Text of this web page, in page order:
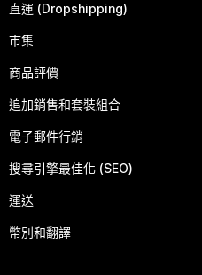
直運 (Dropshipping)
市集
商品評價
追加銷售和套裝組合
電子郵件行銷
搜尋引擎最佳化 (SEO)
運送
幣別和翻譯